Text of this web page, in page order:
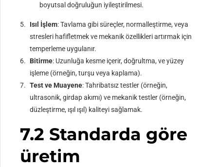
boyutsal doğruluğun iyileştirilmesi.
Isıl İşlem: Tavlama gibi süreçler, normalleştirme, veya
stresleri hafifletmek ve mekanik özellikleri artırmak için
temperleme uygulanır.
Bitirme: Uzunluğa kesme içerir, doğrultma, ve yüzey
işleme (örneğin, turşu veya kaplama).
Test ve Muayene: Tahribatsız testler (örneğin,
ultrasonik, girdap akımı) ve mekanik testler (örneğin,
düzleştirme, ışıl ışıl) kaliteyi sağlamak.
7.2 Standarda göre
üretim